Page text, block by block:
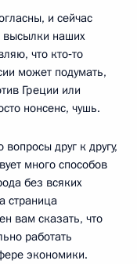
и сейчас
высылки наших
что кто‑то
может подумать,
Греции или
нонсенс, чушь.
друг к другу,
много способов
без всяких
страница
вам сказать, что
работать
экономики.